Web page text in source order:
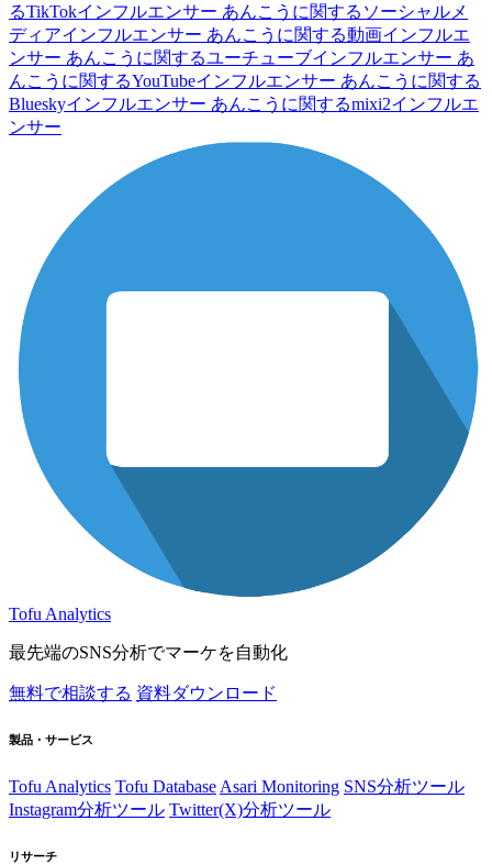
るTikTokインフルエンサー あんこうに関するソーシャルメ
ディアインフルエンサー あんこうに関する動画インフルエ
ンサー あんこうに関するユーチューブインフルエンサー あ
んこうに関するYouTubeインフルエンサー あんこうに関する
Blueskyインフルエンサー あんこうに関するmixi2インフルエ
ンサー
Tofu Analytics
最先端のSNS分析でマーケを自動化
無料で相談する 資料ダウンロード
製品・サービス
Tofu Analytics Tofu Database Asari Monitoring SNS分析ツール
Instagram分析ツール Twitter(X)分析ツール
リサーチ